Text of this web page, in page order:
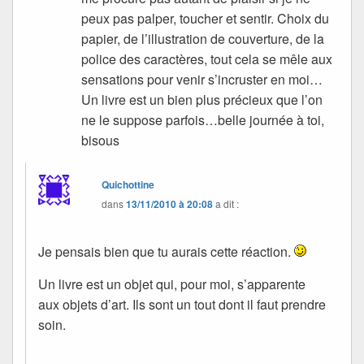
peux pas palper, toucher et sentir. Choix du
papier, de l’illustration de couverture, de la
police des caractères, tout cela se mêle aux
sensations pour venir s’incruster en moi…
Un livre est un bien plus précieux que l’on
ne le suppose parfois…belle journée à toi,
bisous
Quichottine
dans13/11/2010 à 20:08a dit :
Je pensais bien que tu aurais cette réaction.
Un livre est un objet qui, pour moi, s’apparente
aux objets d’art. Ils sont un tout dont il faut prendre
soin.